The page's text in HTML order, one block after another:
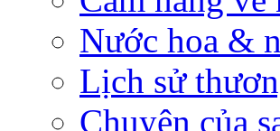
Nước hoa &
Lịch sử
Chuyện của